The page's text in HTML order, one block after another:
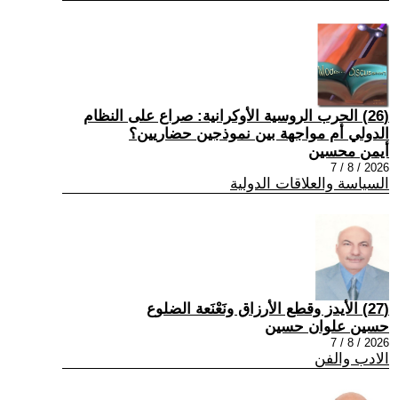
(26) الحرب الروسية الأوكرانية: صراع على النظام
الدولي أم مواجهة بين نموذجين حضاريين؟
أيمن محسين
2026 / 8 / 7
السياسة والعلاقات الدولية
(27) الأيدز وقطع الأرزاق ونَعْنَعة الضلوع
حسين علوان حسين
2026 / 8 / 7
الادب والفن